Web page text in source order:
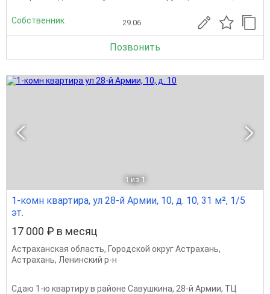
Собственник 29.06
Позвонить
1 из 1
1-комн квартира, ул 28-й Армии, 10, д. 10, 31 м², 1/5
эт.
17 000 ₽ в месяц
Астраханская область, Городской округ Астрахань,
Астрахань, Ленинский р-н
Сдаю 1-ю квартиру в районе Савушкина, 28-й Армии, ТЦ